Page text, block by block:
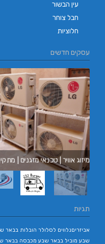
עין הבשור
חבל צוחר
חלוציות
עסקים חדשים
בורגר באשכול | בורגר 232 | Burger 232 | בורגר בר
תגיות
אביזריםנלווים לסלולר הובלות בבאר שבע
שבע מוביל בבאר שבע מכבסה בבאר שבע